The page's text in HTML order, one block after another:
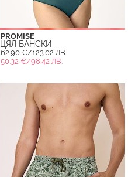
PROMISE
ЦЯЛ БАНСКИ
62.90 €/123.02 ЛВ.
50.32 €/98.42 ЛВ.